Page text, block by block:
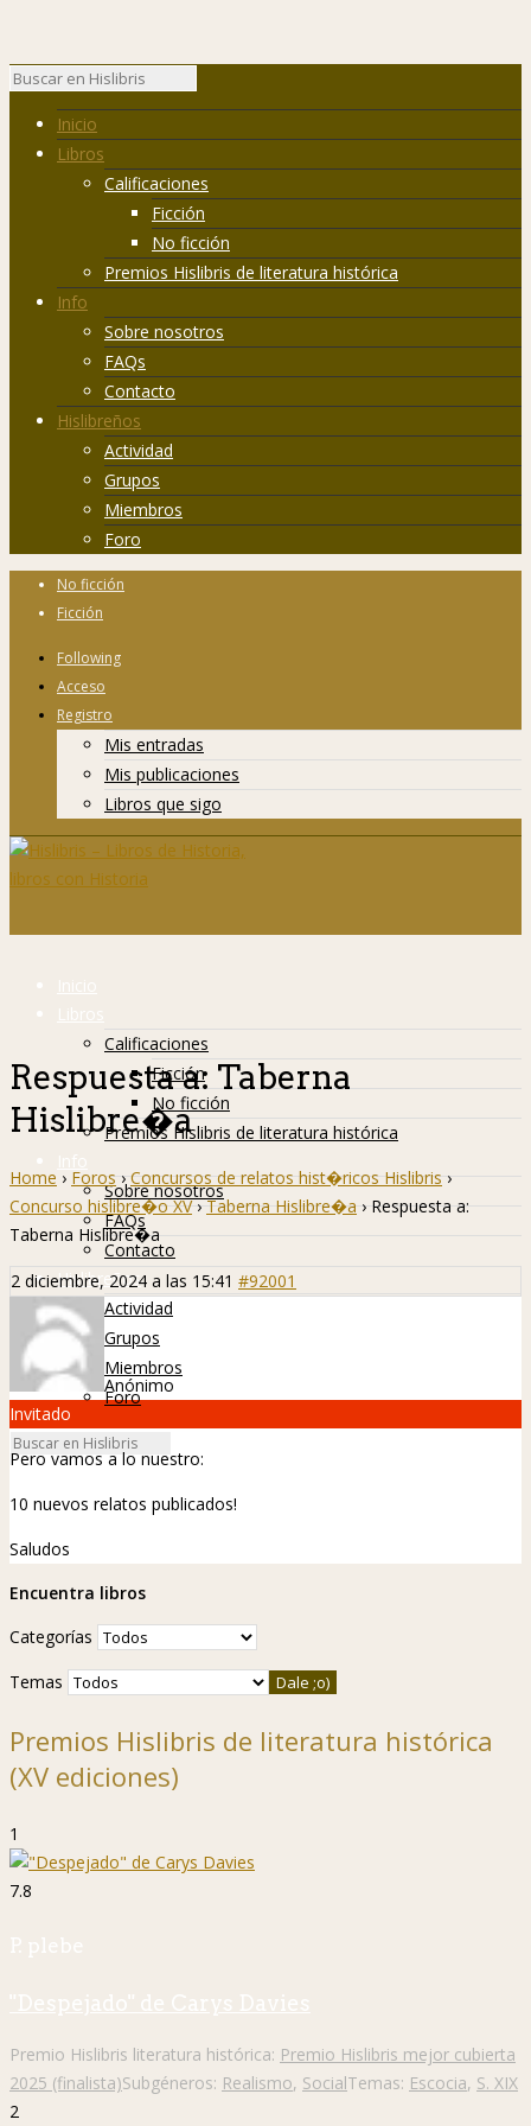
Inicio
Libros
Calificaciones
Ficción
No ficción
Premios Hislibris de literatura histórica
Info
Sobre nosotros
FAQs
Contacto
Hislibreños
Actividad
Grupos
Miembros
Foro
No ficción
Ficción
Following
Acceso
Registro
Mis entradas
Mis publicaciones
Libros que sigo
Inicio
Libros
Calificaciones
Ficción
No ficción
Premios Hislibris de literatura histórica
Info
Sobre nosotros
FAQs
Contacto
Hislibreños
Actividad
Grupos
Miembros
Foro
Respuesta a: Taberna
Hislibre�a
Home › Foros › Concursos de relatos hist�ricos Hislibris ›
Concurso hislibre�o XV › Taberna Hislibre�a › Respuesta a:
Taberna Hislibre�a
2 diciembre, 2024 a las 15:41 #92001
Anónimo
Invitado
Pero vamos a lo nuestro:
10 nuevos relatos publicados!
Saludos
Encuentra libros
Categorías
Temas
Premios Hislibris de literatura histórica
(XV ediciones)
1
7.8
P. plebe
"Despejado" de Carys Davies
Premio Hislibris literatura histórica: Premio Hislibris mejor cubierta
2025 (finalista)Subgéneros: Realismo, SocialTemas: Escocia, S. XIX
2